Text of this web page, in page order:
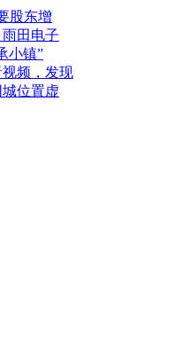
股东增
雨田电子
小镇”
频，发现
位置虚